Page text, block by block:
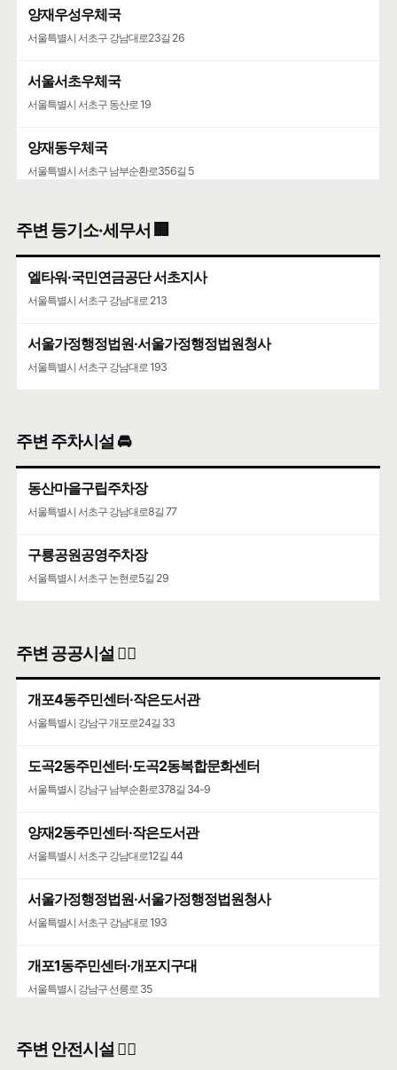
양재우성우체국
서울특별시 서초구 강남대로23길 26
서울서초우체국
서울특별시 서초구 동산로 19
양재동우체국
서울특별시 서초구 남부순환로356길 5
서울특별시 서초구 강남대로 193
주변 등기소·세무서 🏢
엘타워·국민연금공단 서초지사
서울특별시 서초구 강남대로 213
서울가정행정법원·서울가정행정법원청사
서울특별시 서초구 강남대로 193
주변 주차시설 🚘
동산마을구립주차장
서울특별시 서초구 강남대로8길 77
구룡공원공영주차장
서울특별시 서초구 논현로5길 29
주변 공공시설 👨‍✈️
개포4동주민센터·작은도서관
서울특별시 강남구 개포로24길 33
도곡2동주민센터·도곡2동복합문화센터
서울특별시 강남구 남부순환로378길 34-9
양재2동주민센터·작은도서관
서울특별시 서초구 강남대로12길 44
서울가정행정법원·서울가정행정법원청사
서울특별시 서초구 강남대로 193
개포1동주민센터·개포지구대
서울특별시 강남구 선릉로 35
주변 안전시설 👮‍♀️